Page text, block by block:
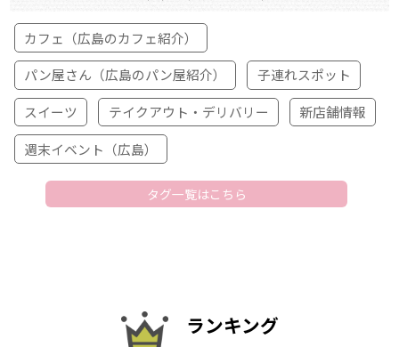
カフェ（広島のカフェ紹介）
パン屋さん（広島のパン屋紹介）
子連れスポット
スイーツ
テイクアウト・デリバリー
新店舗情報
週末イベント（広島）
タグ一覧はこちら
ランキング